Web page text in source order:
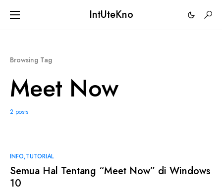
IntUteKno
Browsing Tag
Meet Now
2 posts
INFO TUTORIAL
Semua Hal Tentang “Meet Now” di Windows
10